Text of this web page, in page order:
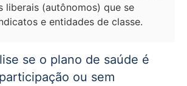
liberais (autônomos) que se
e entidades de classe.
se o plano de saúde é
ou sem